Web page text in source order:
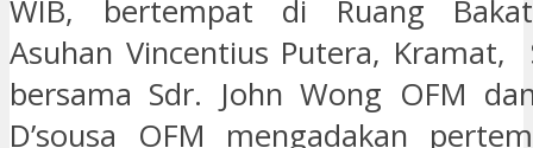
WIB, bertempat di Ruang
Asuhan Vincentius Putera, Kramat,
bersama Sdr. John Wong OFM
D’sousa OFM mengadakan